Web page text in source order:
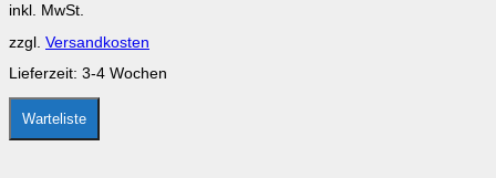
inkl. MwSt.
zzgl. Versandkosten
Lieferzeit: 3-4 Wochen
Warteliste